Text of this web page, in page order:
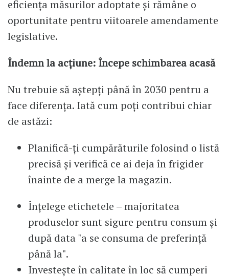
eficiența măsurilor adoptate și rămâne o
oportunitate pentru viitoarele amendamente
legislative.
Îndemn la acțiune: Începe schimbarea acasă
Nu trebuie să aștepți până în 2030 pentru a
face diferența. Iată cum poți contribui chiar
de astăzi:
Planifică-ți cumpărăturile folosind o listă
precisă și verifică ce ai deja în frigider
înainte de a merge la magazin.
Înțelege etichetele – majoritatea
produselor sunt sigure pentru consum și
după data "a se consuma de preferință
până la".
Investește în calitate în loc să cumperi